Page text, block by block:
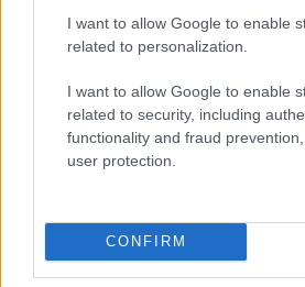
I want to allow Google to enable
related to personalization.
I want to allow Google to enable
related to security, including
functionality and fraud
user protection.
CONFIRM
AZ EMBERSÉG